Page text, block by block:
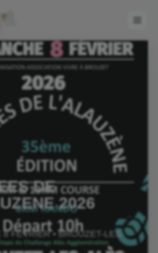
DE
2026
8 FÉVRIER • BROUZET-LES-